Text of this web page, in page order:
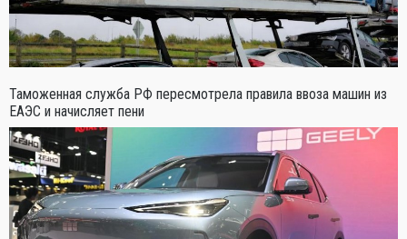
Таможенная служба РФ пересмотрела правила ввоза машин из
ЕАЭС и начисляет пени